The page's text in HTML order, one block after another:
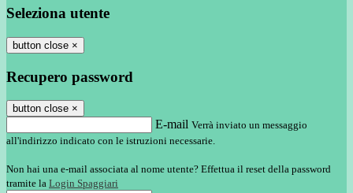
Seleziona utente
button close ×
Recupero password
button close ×
E-mail Verrà inviato un messaggio
all'indirizzo indicato con le istruzioni necessarie.
Non hai una e-mail associata al nome utente? Effettua il reset della password
tramite la Login Spaggiari